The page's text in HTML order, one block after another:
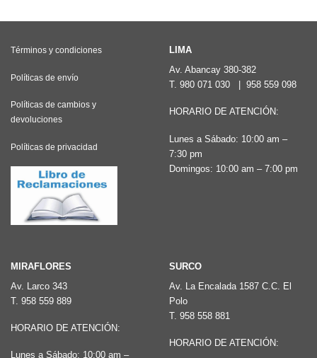
Las
pueden
en
la
página
de
producto
Términos y condiciones
Políticas de envío
Políticas de cambios y
devoluciones
Políticas de privacidad
LIMA
Av. Abancay 380-382
T. 980 071 030 958 559 098
HORARIO DE ATENCIÓN:
Lunes a Sábado: 10:00 am –
7:30 pm
Domingos: 10:00 am – 7:00 pm
MIRAFLORES
Av. Larco 343
T. 958 559 889
HORARIO DE ATENCIÓN:
Lunes a Sábado: 10:00 am –
SURCO
Av. La Encalada 1587 C.C. El
Polo
T. 958 558 881
HORARIO DE ATENCIÓN: